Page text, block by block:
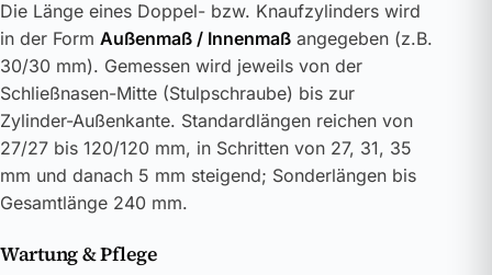
Die Länge eines Doppel- bzw. Knaufzylinders wird
in der Form Außenmaß / Innenmaß angegeben (z.B.
30/30 mm). Gemessen wird jeweils von der
Schließnasen-Mitte (Stulpschraube) bis zur
Zylinder-Außenkante. Standardlängen reichen von
27/27 bis 120/120 mm, in Schritten von 27, 31, 35
mm und danach 5 mm steigend; Sonderlängen bis
Gesamtlänge 240 mm.
Wartung & Pflege